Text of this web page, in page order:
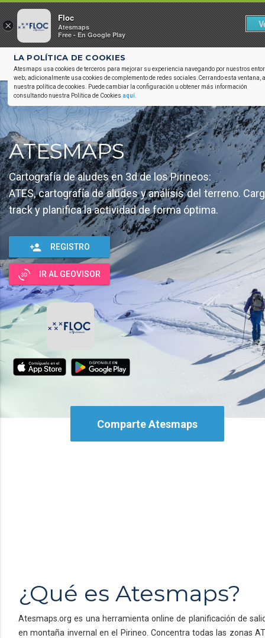
LA POLÍTICA DE COOKIES
Atesmaps usa cookies de terceros para mejorar su experiencia navegando por nuestros
web; adicionalmente usa cookies de complemento de redes sociales.Cerrando esta ventana,
nuestra política de cookies. Puede cambiar la configuración u obtener más información
consultando nuestra Política de Cookies aquí.
 3d_rotation
ATESMAPS
Cartografía de aludes en 3d de los Pirineos:
ATES, cartografía de aludes y análisis del terreno.
track y planifica la actividad de forma óptima.
person_add REGISTRO
3d_rotation IR AL GEOVISOR
Comparte Atesmaps
¿Qué es Atesmaps?
Atesmaps.org es una herramienta online de planificación de
en montaña invernal en el Pirineo. Concentra todas las zonas
×
Floc
Atesmaps
Free - En Google Play